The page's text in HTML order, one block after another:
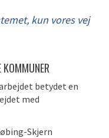
kun vores vej
KOMMUNER
betydet en
med
Skjern